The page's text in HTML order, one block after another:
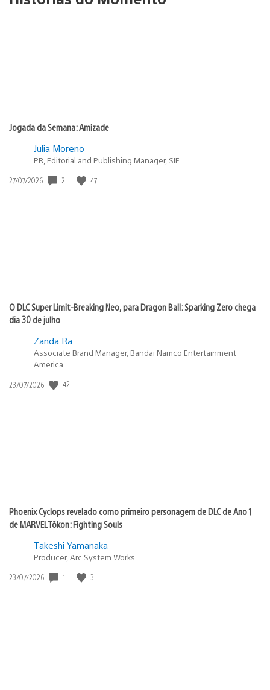
Jogada da Semana: Amizade
Julia Moreno
PR, Editorial and Publishing Manager, SIE
Data
27/07/2026 2 47
O DLC Super Limit-Breaking Neo, para Dragon Ball: Sparking Zero chega
dia 30 de julho
Zanda Ra
Associate Brand Manager, Bandai Namco Entertainment
America
Data
23/07/2026 42
Phoenix Cyclops revelado como primeiro personagem de DLC de Ano 1
de MARVEL Tōkon: Fighting Souls
Takeshi Yamanaka
Producer, Arc System Works
Data
23/07/2026 1 3